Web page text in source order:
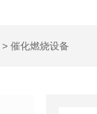
> 催化燃烧设备